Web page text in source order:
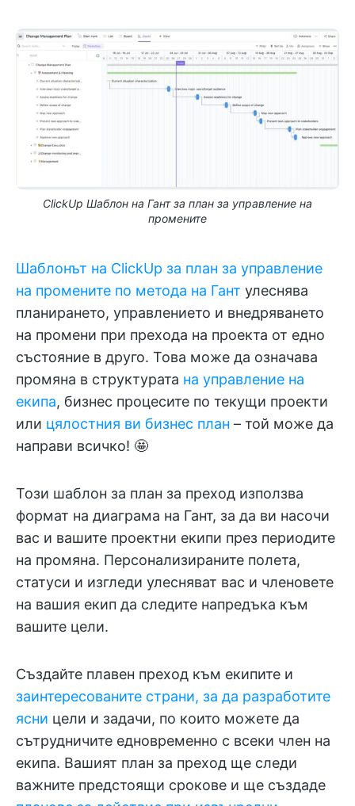
ClickUp Шаблон на Гант за план за управление на
промените
Шаблонът на ClickUp за план за управление
на промените по метода на Гант улеснява
планирането, управлението и внедряването
на промени при прехода на проекта от едно
състояние в друго. Това може да означава
промяна в структурата на управление на
екипа, бизнес процесите по текущи проекти
или цялостния ви бизнес план – той може да
направи всичко! 🤩
Този шаблон за план за преход използва
формат на диаграма на Гант, за да ви насочи
вас и вашите проектни екипи през периодите
на промяна. Персонализираните полета,
статуси и изгледи улесняват вас и членовете
на вашия екип да следите напредъка към
вашите цели.
Създайте плавен преход към екипите и
заинтересованите страни, за да разработите
ясни цели и задачи, по които можете да
сътрудничите едновременно с всеки член на
екипа. Вашият план за преход ще следи
важните предстоящи срокове и ще създаде